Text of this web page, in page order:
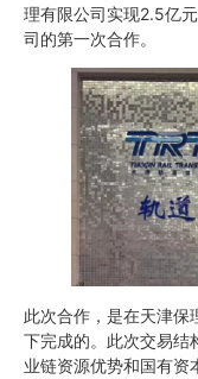
理有限公司实现2.5亿
司的第一次合作。
此次合作，是在天津保
下完成的。此次交易结
业链资源优势和国有资